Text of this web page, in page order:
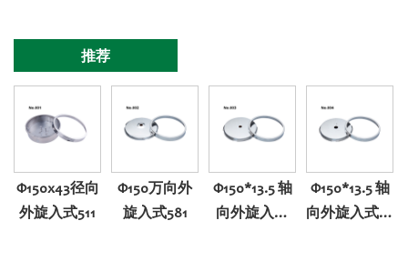
推荐
Φ150x43径向
外旋入式511
Φ150万向外
旋入式581
Φ150*13.5 轴
向外旋入式
Φ150*13.5 轴
向外旋入式带